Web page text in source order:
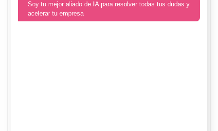
Soy tu mejor aliado de IA para resolver todas tus dudas y
acelerar tu empresa